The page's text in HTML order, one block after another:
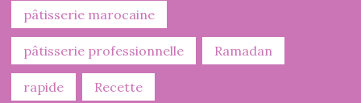
pâtisserie marocaine
pâtisserie professionnelle Ramadan
rapide Recette